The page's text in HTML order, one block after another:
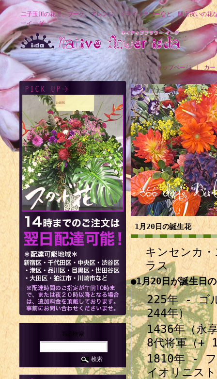
二子玉川の花屋、ブーケ、アレンジ、ドライフラワーなど、開店祝いの花
ーイーダ
トップページ｜ カ
1月20日の誕生花
キンセンカ
ラス
●1月20日が誕生日
225年 - ゴ
244年）
1436年（永
8代将軍（+
1810年 - フ
イオリニス
商品検索